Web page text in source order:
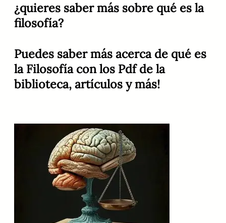
¿quieres saber más sobre qué es la
filosofía?
Puedes saber más acerca de qué es
la Filosofía con los Pdf de la
biblioteca, artículos y más!